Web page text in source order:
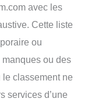
avec les
Cette liste
ou
ou des
le classement ne
services d’une